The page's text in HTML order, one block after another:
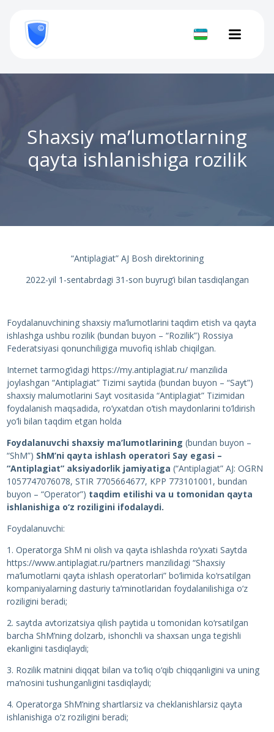
800
777-
81-Hujjatni
Shaxsiy ma’lumotlarning
qayta ishlanishiga rozilik
“Antiplagiat” AJ Bosh direktorining
2022-yil 1-sentabrdagi 31-son buyrug’i bilan tasdiqlangan
Foydalanuvchining shaxsiy ma’lumotlarini taqdim etish va qayta
ishlashga ushbu rozilik (bundan buyon – “Rozilik”) Rossiya
Federatsiyasi qonunchiligiga muvofiq ishlab chiqilgan.
Internet tarmog’idagi https://my.antiplagiat.ru/ manzilida
joylashgan “Antiplagiat” Tizimi saytida (bundan buyon – “Sayt”)
shaxsiy malumotlarini Sayt vositasida “Antiplagiat” Tizimidan
foydalanish maqsadida, ro’yxatdan o’tish maydonlarini to’ldirish
yo’li bilan taqdim etgan holda
Foydalanuvchi shaxsiy ma’lumotlarining (bundan buyon –
“ShM”) ShM’ni qayta ishlash operatori Say egasi –
“Antiplagiat” aksiyadorlik jamiyatiga (“Antiplagiat” AJ: OGRN
1057747076078, STIR 7705664677, KPP 773101001, bundan
buyon – “Operator”) taqdim etilishi va u tomonidan qayta
ishlanishiga o‘z roziligini ifodalaydi.
Foydalanuvchi:
1. Operatorga ShM ni olish va qayta ishlashda ro‘yxati Saytda
https://www.antiplagiat.ru/partners manzilidagi “Shaxsiy
ma’lumotlarni qayta ishlash operatorlari” bo‘limida ko‘rsatilgan
kompaniyalarning dasturiy ta’minotlaridan foydalanilishiga o‘z
roziligini beradi;
2. saytda avtorizatsiya qilish paytida u tomonidan ko‘rsatilgan
barcha ShM’ning dolzarb, ishonchli va shaxsan unga tegishli
ekanligini tasdiqlaydi;
3. Rozilik matnini diqqat bilan va to‘liq o‘qib chiqqanligini va uning
ma’nosini tushunganligini tasdiqlaydi;
4. Operatorga ShM’ning shartlarsiz va cheklanishlarsiz qayta
ishlanishiga o‘z roziligini beradi;